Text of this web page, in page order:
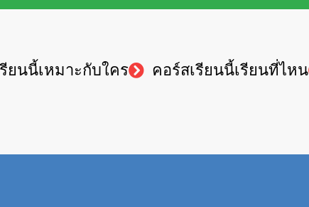
ยนนี้เหมาะกับใคร คอร์สเรียนนี้เรียนที่ไหน